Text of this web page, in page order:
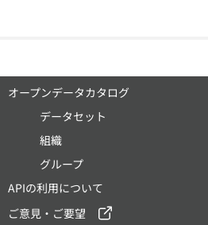
オープンデータカタログ
データセット
組織
グループ
APIの利用について
ご意見・ご要望